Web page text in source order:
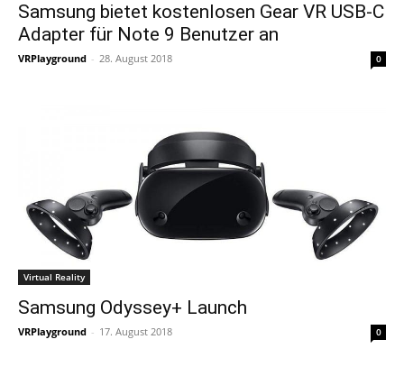
Samsung bietet kostenlosen Gear VR USB-C
Adapter für Note 9 Benutzer an
VRPlayground - 28. August 2018 0
Virtual Reality
Samsung Odyssey+ Launch
VRPlayground - 17. August 2018 0